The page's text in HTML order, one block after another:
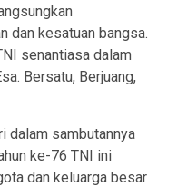
dan kesatuan bangsa.
senantiasa dalam
Bersatu, Berjuang,
dalam sambutannya
ke-76 TNI ini
dan keluarga besar